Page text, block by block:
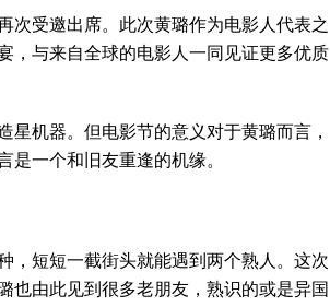
受邀出席。此次黄璐作为电影人代表之
，与来自全球的电影人一同见证更多优质
机器。但电影节的意义对于黄璐而言，
一个和旧友重逢的机缘。
短短一截街头就能遇到两个熟人。这次
也由此见到很多老朋友，熟识的或是异国